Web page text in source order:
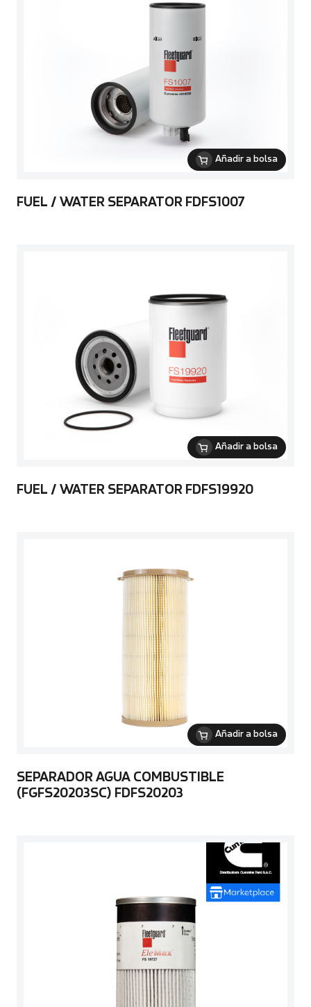
Añadir a bolsa
FUEL / WATER SEPARATOR FDFS1007
Añadir a bolsa
FUEL / WATER SEPARATOR FDFS19920
Añadir a bolsa
SEPARADOR AGUA COMBUSTIBLE
(FGFS20203SC) FDFS20203